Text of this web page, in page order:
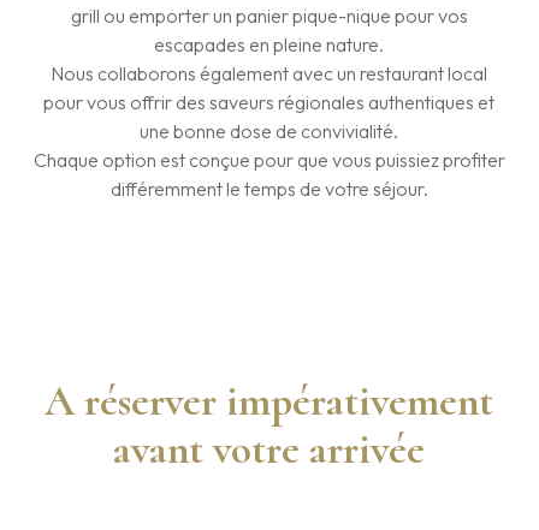
grill ou emporter un panier pique-nique pour vos
escapades en pleine nature.
Nous collaborons également avec un restaurant local
pour vous offrir des saveurs régionales authentiques et
une bonne dose de convivialité.
Chaque option est conçue pour que vous puissiez profiter
différemment le temps de votre séjour.
A réserver impérativement
avant votre arrivée